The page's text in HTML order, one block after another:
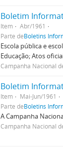
Boletim
Item
Abr/1961
Parte deBoletins
Escola pública e
Educação; Atos
Campanha Nacional
Boletim
Item
Mai-Jun/1961
Parte deBoletins
A Campanha
Campanha Nacional